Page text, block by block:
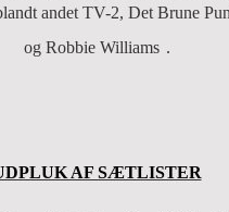
andet TV-2, Det Brune
og Robbie Williams .
AF SÆTLISTER